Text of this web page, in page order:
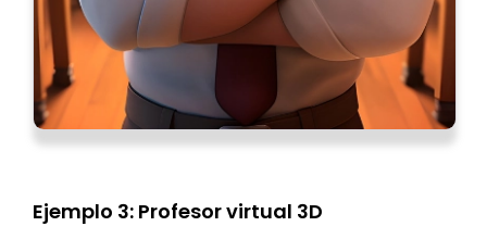
Ejemplo 3: Profesor virtual 3D